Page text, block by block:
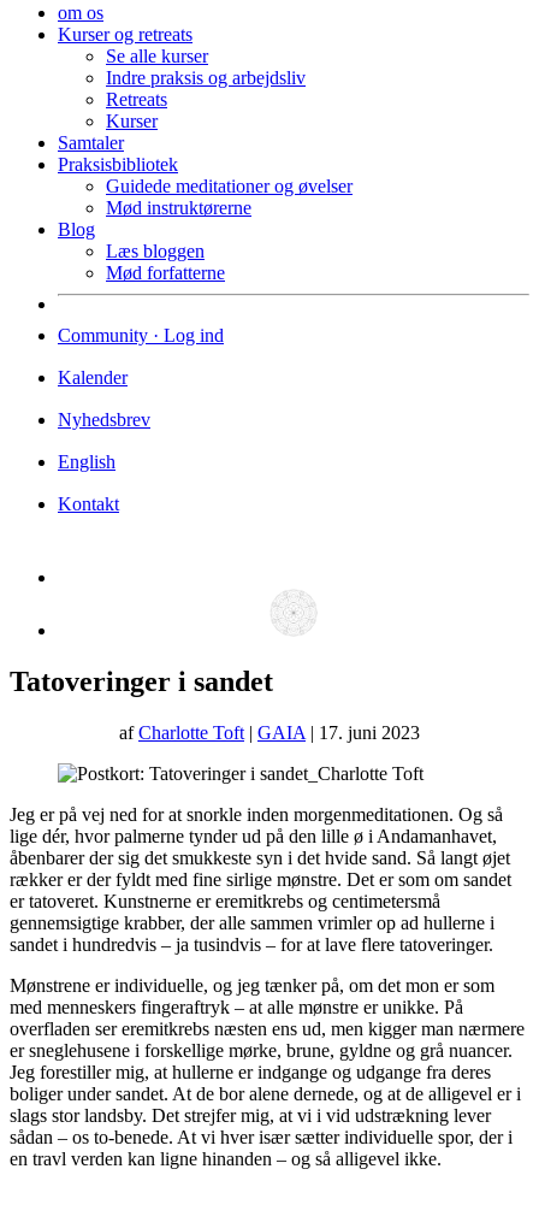
om os
Kurser og retreats
Se alle kurser
Indre praksis og arbejdsliv
Retreats
Kurser
Samtaler
Praksisbibliotek
Guidede meditationer og øvelser
Mød instruktørerne
Blog
Læs bloggen
Mød forfatterne
Community · Log ind
Kalender
Nyhedsbrev
English
Kontakt
Tatoveringer i sandet
afCharlotte Toft | GAIA | 17. juni 2023
Jeg er på vej ned for at snorkle inden morgenmeditationen. Og så
lige dér, hvor palmerne tynder ud på den lille ø i Andamanhavet,
åbenbarer der sig det smukkeste syn i det hvide sand. Så langt øjet
rækker er der fyldt med fine sirlige mønstre. Det er som om sandet
er tatoveret. Kunstnerne er eremitkrebs og centimetersmå
gennemsigtige krabber, der alle sammen vrimler op ad hullerne i
sandet i hundredvis – ja tusindvis – for at lave flere tatoveringer.
Mønstrene er individuelle, og jeg tænker på, om det mon er som
med menneskers fingeraftryk – at alle mønstre er unikke. På
overfladen ser eremitkrebs næsten ens ud, men kigger man nærmere
er sneglehusene i forskellige mørke, brune, gyldne og grå nuancer.
Jeg forestiller mig, at hullerne er indgange og udgange fra deres
boliger under sandet. At de bor alene dernede, og at de alligevel er i
slags stor landsby. Det strejfer mig, at vi i vid udstrækning lever
sådan – os to-benede. At vi hver især sætter individuelle spor, der i
en travl verden kan ligne hinanden – og så alligevel ikke.